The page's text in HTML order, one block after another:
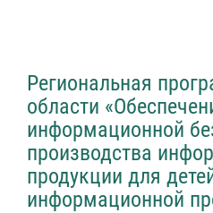
Региональная
области
информационной
производства
продукции для
информационной